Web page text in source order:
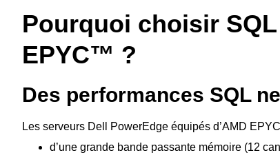
Pourquoi choisir
EPYC™ ?
Des performances SQL
Les serveurs Dell PowerEdge équipés d’AMD
d’une grande bande passante mémoire (12